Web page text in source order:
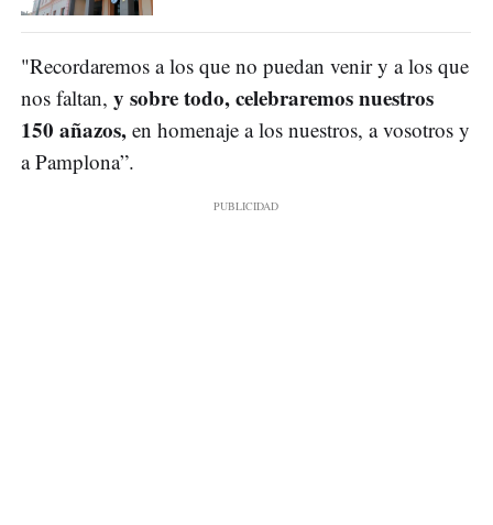
"Recordaremos a los que no puedan venir y a los que
nos faltan, y sobre todo, celebraremos nuestros
150 añazos, en homenaje a los nuestros, a vosotros y
a Pamplona”.